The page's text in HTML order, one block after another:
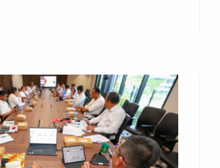
Data